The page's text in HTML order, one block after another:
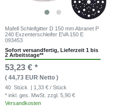
Mafell Schleifgitter D 150 mm Abranet P
240 Exzenterschleifer EVA 150 E
093453
Sofort versandfertig, Lieferzeit 1 bis
2 Arbeitstage**
53,23 € *
( 44,73 EUR Netto )
40 Stück
| 1,33 € / Stück
* inkl. ges. MwSt.zzgl. 5,90 €
Versandkosten